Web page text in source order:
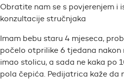
Obratite nam se s povjerenjem i
konzultacije stručnjaka
Imam bebu staru 4 mjeseca,
počelo otprilike 6 tjedana nakon
imao stolicu, a sada ne kaka po
pola čepića. Pedijatrica kaže da